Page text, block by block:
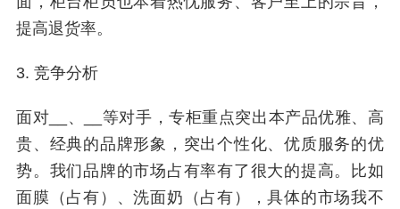
提高退货率。
3. 竞争分析
面对__、__等对手，专柜重点突出本产品优雅、高
贵、经典的品牌形象，突出个性化、优质服务的优
势。我们品牌的市场占有率有了很大的提高。比如
面膜（占有）、洗面奶（占有），具体的市场我不